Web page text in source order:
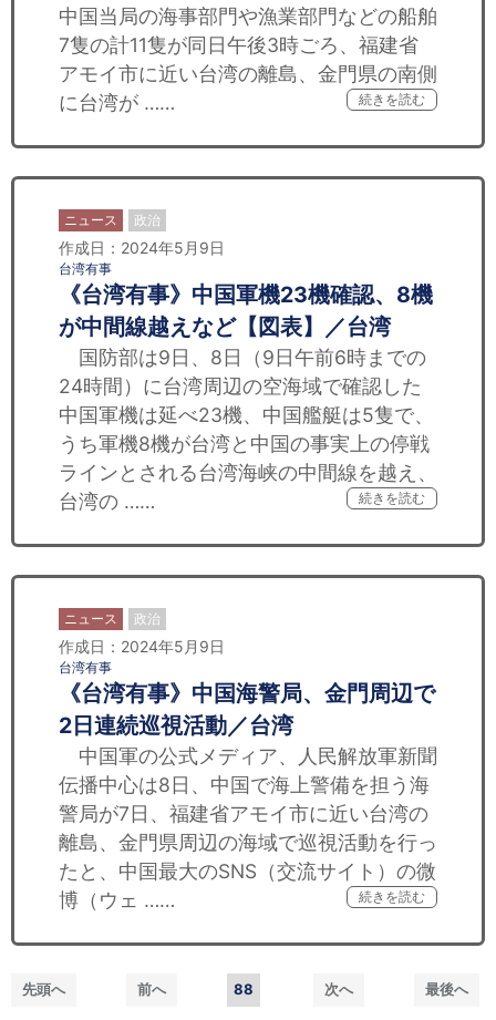
中国当局の海事部門や漁業部門などの船舶
7隻の計11隻が同日午後3時ごろ、福建省
アモイ市に近い台湾の離島、金門県の南側
に台湾が ……
続きを読む
ニュース 政治
作成日：2024年5月9日
台湾有事
《台湾有事》中国軍機23機確認、8機
が中間線越えなど【図表】／台湾
国防部は9日、8日（9日午前6時までの
24時間）に台湾周辺の空海域で確認した
中国軍機は延べ23機、中国艦艇は5隻で、
うち軍機8機が台湾と中国の事実上の停戦
ラインとされる台湾海峡の中間線を越え、
台湾の ……
続きを読む
ニュース 政治
作成日：2024年5月9日
台湾有事
《台湾有事》中国海警局、金門周辺で
2日連続巡視活動／台湾
中国軍の公式メディア、人民解放軍新聞
伝播中心は8日、中国で海上警備を担う海
警局が7日、福建省アモイ市に近い台湾の
離島、金門県周辺の海域で巡視活動を行っ
たと、中国最大のSNS（交流サイト）の微
博（ウェ ……
続きを読む
先頭へ 前へ 88 次へ 最後へ